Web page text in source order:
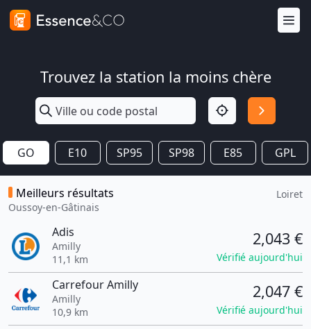
Trouvez la station la moins chère
GO E10 SP95 SP98 E85 GPL
Meilleurs résultats
Oussoy-en-Gâtinais
Loiret
Adis
Amilly
11,1 km
2,043 €
Vérifié aujourd'hui
Carrefour Amilly
Amilly
10,9 km
2,047 €
Vérifié aujourd'hui